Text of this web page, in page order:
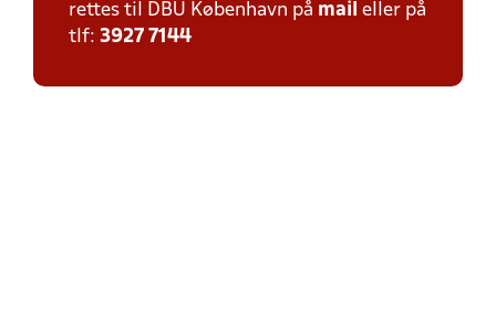
rettes til DBU København på mail eller på
tlf: 3927 7144